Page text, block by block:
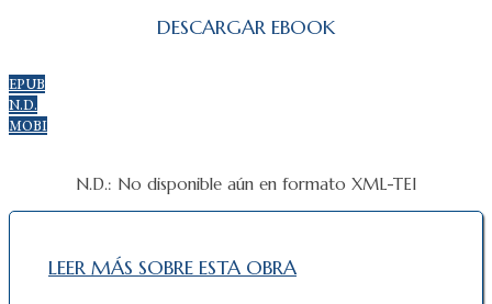
DESCARGAR EBOOK
EPUB
N.D.
MOBI
N.D.: No disponible aún en formato XML-TEI
LEER MÁS SOBRE ESTA OBRA